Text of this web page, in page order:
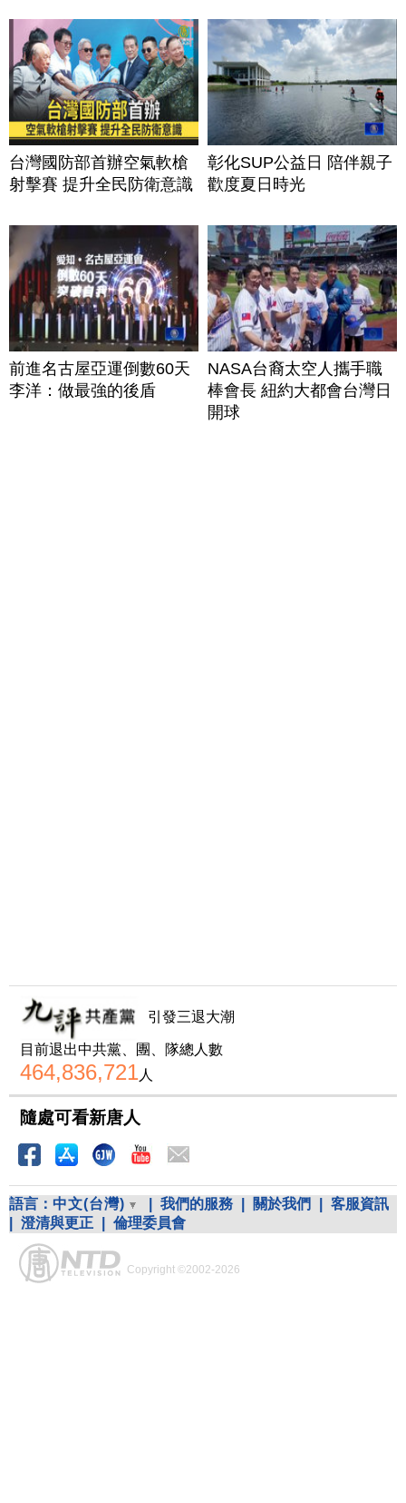
台灣國防部首辦空氣軟槍
射擊賽 提升全民防衛意識
彰化SUP公益日 陪伴親子
歡度夏日時光
前進名古屋亞運倒數60天
李洋：做最強的後盾
NASA台裔太空人攜手職
棒會長 紐約大都會台灣日
開球
引發三退大潮
目前退出中共黨、團、隊總人數
464,836,721人
隨處可看新唐人
語言： 中文(台灣) 我們的服務 關於我們
客服資訊
澄清與更正 倫理委員會
Copyright ©2002-2026